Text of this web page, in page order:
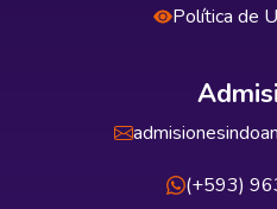
Política de
(+593)